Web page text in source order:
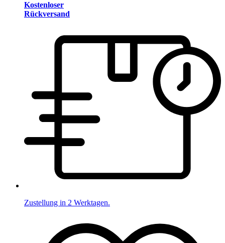
Kostenloser
Rückversand
Zustellung in 2 Werktagen.